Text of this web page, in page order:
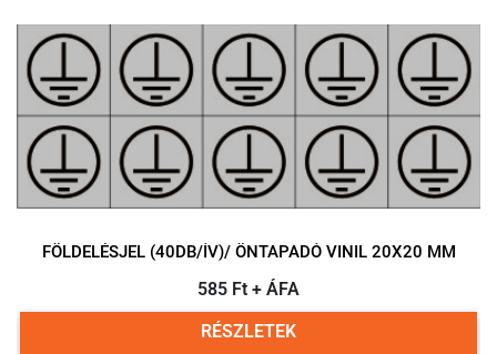
FÖLDELÉSJEL (40DB/ÍV)/ ÖNTAPADÓ VINIL 20X20 MM
585 Ft + ÁFA
RÉSZLETEK